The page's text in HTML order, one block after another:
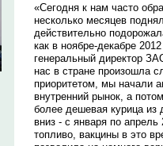
«Сегодня к нам часто
несколько месяцев
действительно
как в ноябре-декабре
генеральный директор
нас в стране произошла
приоритетом, мы начали
внутренний рынок, а
более дешевая курица из
вниз - с января по
топливо, вакцины в это